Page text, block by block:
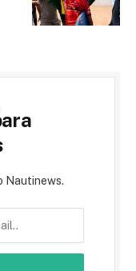
Nautinews.